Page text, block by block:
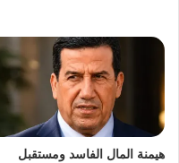
هيمنة المال الفاسد ومستقبل